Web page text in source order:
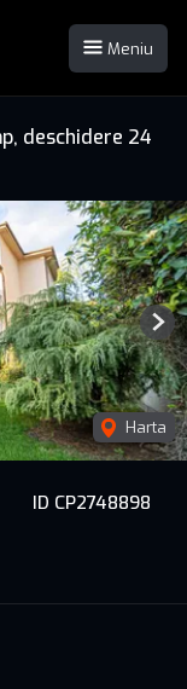
Meniu
deschidere 24
ID CP2748898
Harta